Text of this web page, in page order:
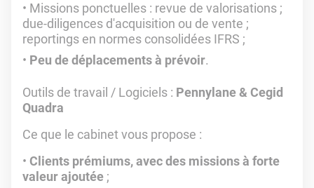
Missions ponctuelles : revue de valorisations ;
due-diligences d'acquisition ou de vente ;
reportings en normes consolidées IFRS ;
Peu de déplacements à prévoir.
Outils de travail / Logiciels : Pennylane & Cegid
Quadra
Ce que le cabinet vous propose :
Clients prémiums, avec des missions à forte
valeur ajoutée ;